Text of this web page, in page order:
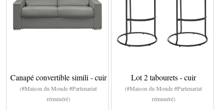
Canapé convertible simili - cuir
(#Maison du Monde #Partenariat
rémunéré)
Lot 2 tabourets - cuir
(#Maison du Monde #Partenariat
rémunéré)